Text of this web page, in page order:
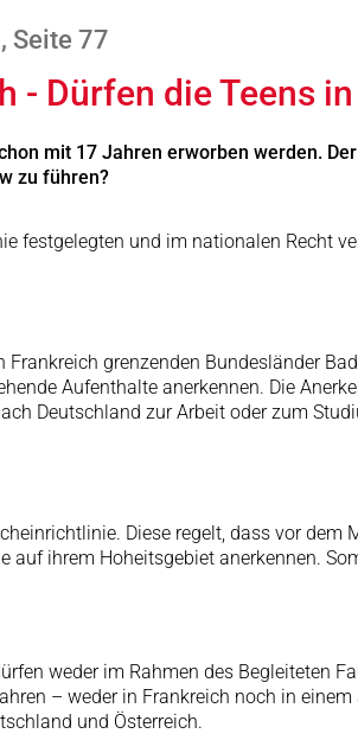
Seite 77
Dürfen die Teens
mit 17 Jahren erworben werden.
zu führen?
festgelegten und im nationalen Recht
grenzenden Bundesländer
Aufenthalte anerkennen. Die
Deutschland zur Arbeit oder zum
Diese regelt, dass vor
ihrem Hoheitsgebiet anerkennen.
weder im Rahmen des Begleiteten
– weder in Frankreich noch in
und Österreich.